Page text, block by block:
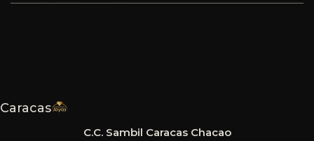
Caracas
C.C. Sambil Caracas Chacao